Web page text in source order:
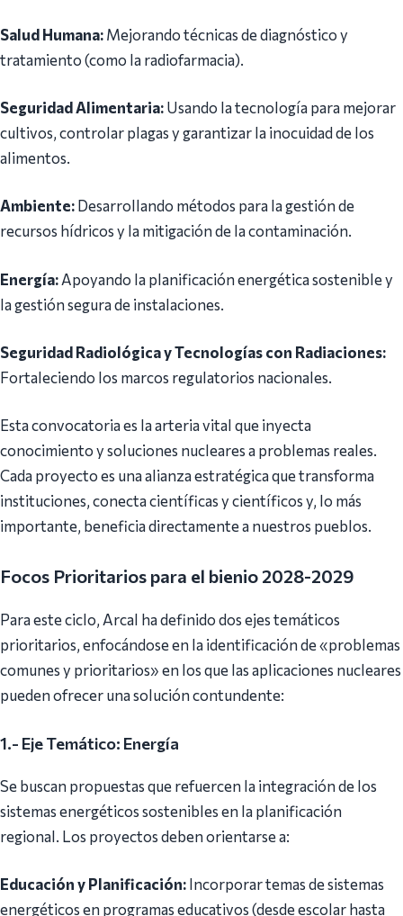
Salud Humana: Mejorando técnicas de diagnóstico y
tratamiento (como la radiofarmacia).
Seguridad Alimentaria: Usando la tecnología para mejorar
cultivos, controlar plagas y garantizar la inocuidad de los
alimentos.
Ambiente: Desarrollando métodos para la gestión de
recursos hídricos y la mitigación de la contaminación.
Energía: Apoyando la planificación energética sostenible y
la gestión segura de instalaciones.
Seguridad Radiológica y Tecnologías con Radiaciones:
Fortaleciendo los marcos regulatorios nacionales.
Esta convocatoria es la arteria vital que inyecta
conocimiento y soluciones nucleares a problemas reales.
Cada proyecto es una alianza estratégica que transforma
instituciones, conecta científicas y científicos y, lo más
importante, beneficia directamente a nuestros pueblos.
Focos Prioritarios para el bienio 2028-2029
Para este ciclo, Arcal ha definido dos ejes temáticos
prioritarios, enfocándose en la identificación de «problemas
comunes y prioritarios» en los que las aplicaciones nucleares
pueden ofrecer una solución contundente:
1.- Eje Temático: Energía
Se buscan propuestas que refuercen la integración de los
sistemas energéticos sostenibles en la planificación
regional. Los proyectos deben orientarse a:
Educación y Planificación: Incorporar temas de sistemas
energéticos en programas educativos (desde escolar hasta